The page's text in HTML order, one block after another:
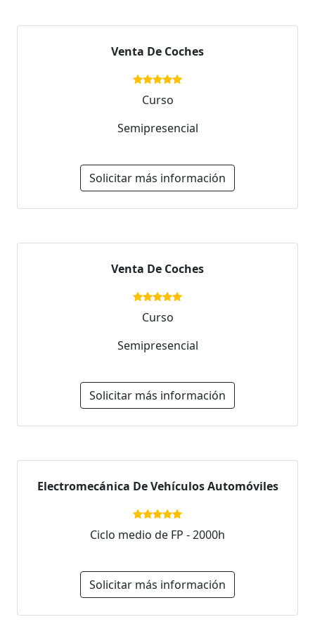
Venta De Coches
Curso
Semipresencial
Solicitar más información
Venta De Coches
Curso
Semipresencial
Solicitar más información
Electromecánica De Vehículos Automóviles
Ciclo medio de FP - 2000h
Solicitar más información